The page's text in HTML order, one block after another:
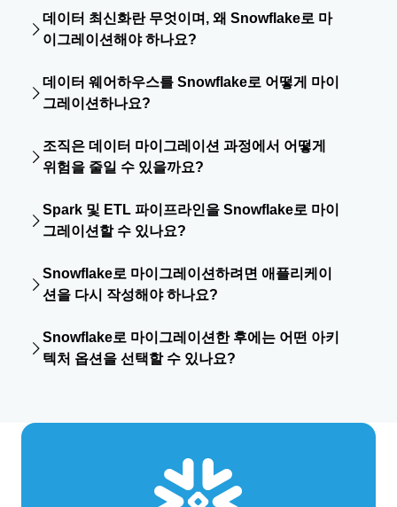
데이터 최신화란 무엇이며, 왜 Snowflake로 마
이그레이션해야 하나요?
Snowflake에서 AI, 분석, 실시간 인사이트를 지원하는 클라
우드 네이티브 기반으로 전환하는 것입니다.
데이터 웨어하우스를 Snowflake로 어떻게 마이
그레이션하나요?
코드 및 스키마 변환, 데이터 검증,Snowflake AIM을 사용한
파이프라인과 애플리케이션 이전 과정을 포함합니다.
조직은 데이터 마이그레이션 과정에서 어떻게
위험을 줄일 수 있을까요?
을 활용하면 워크로드 변경과 가동 중지 시간을 최소화하면서
위험을 줄일 수 있습니다.
Spark 및 ETL 파이프라인을 Snowflake로 마이
그레이션할 수 있나요?
Snowflake에서 데이터 엔지니어링 워크로드를 실행함으로써
Spark 및 ETL 파이프라인을 마이그레이션할 수 있습니다.
Snowflake로 마이그레이션하려면 애플리케이
션을 다시 작성해야 하나요?
코드 변환과 가상화를 활용한 리프트 앤 시프트 방식을 통해
수작업 코드 재작성을 최소화하므로 기존 워크로드를 최소한
Snowflake로 마이그레이션한 후에는 어떤 아키
텍처 옵션을 선택할 수 있나요?
연성과 상호운용성을 확보하고 공급업체 종속을 피할 수 있습